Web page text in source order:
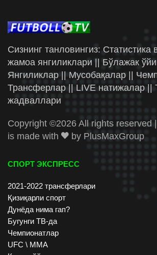
Сизнинг танловингиз: Статистика
жамоа янгиликлари || Бўлажак
Янгиликлар || Мусобақалар ||
Трансферлар || LIVE натижалар ||
жадваллари
Copyright ©2026 All rights reserved
is made with
by PlusMaxGroup
СПОРТ ЭКСПРЕСС
2021-2022 трансферлари
Қизиқарли спорт
Дунёда нима гап?
Бугунги ТВ-да
Чемпионатлар
UFC \ ММА